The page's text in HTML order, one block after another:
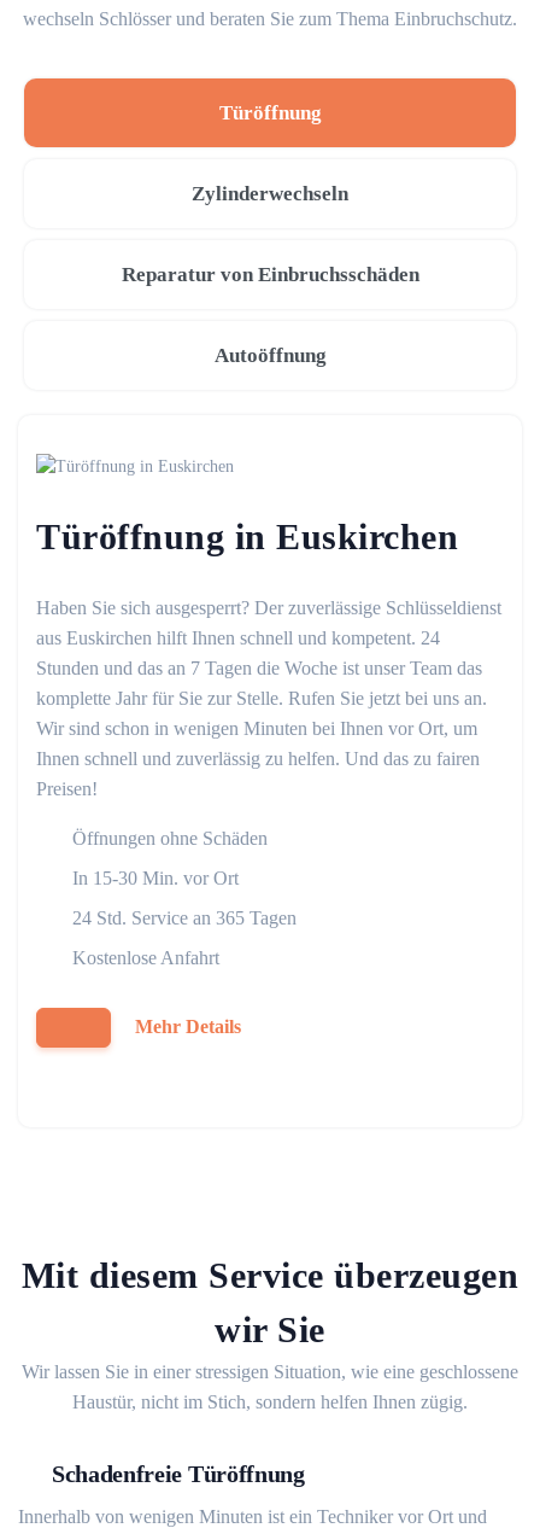
wechseln Schlösser und beraten Sie zum Thema Einbruchschutz.
Türöffnung
Zylinderwechseln
Reparatur von Einbruchsschäden
Autoöffnung
Türöffnung in Euskirchen
Haben Sie sich ausgesperrt? Der zuverlässige Schlüsseldienst
aus Euskirchen hilft Ihnen schnell und kompetent. 24
Stunden und das an 7 Tagen die Woche ist unser Team das
komplette Jahr für Sie zur Stelle. Rufen Sie jetzt bei uns an.
Wir sind schon in wenigen Minuten bei Ihnen vor Ort, um
Ihnen schnell und zuverlässig zu helfen. Und das zu fairen
Preisen!
Öffnungen ohne Schäden
In 15-30 Min. vor Ort
24 Std. Service an 365 Tagen
Kostenlose Anfahrt
Mehr Details
Mit diesem Service überzeugen
wir Sie
Wir lassen Sie in einer stressigen Situation, wie eine geschlossene
Haustür, nicht im Stich, sondern helfen Ihnen zügig.
Schadenfreie Türöffnung
Innerhalb von wenigen Minuten ist ein Techniker vor Ort und